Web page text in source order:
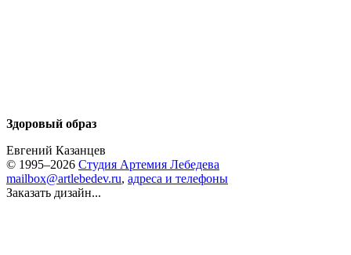
Здоровый образ
Евгений Казанцев
© 1995–2026 Студия Артемия Лебедева
mailbox@artlebedev.ru, адреса и телефоны
Заказать дизайн...